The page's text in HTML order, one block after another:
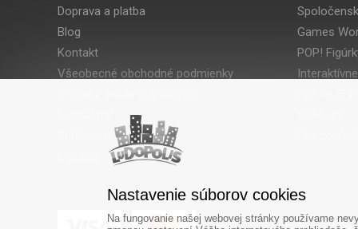
Doprava a platba
Blog
Kontakt
Všeobecné obchodné podmienky
Games
POP!
Nastavenie súborov cookies
Na fungovanie našej webovej stránky používame